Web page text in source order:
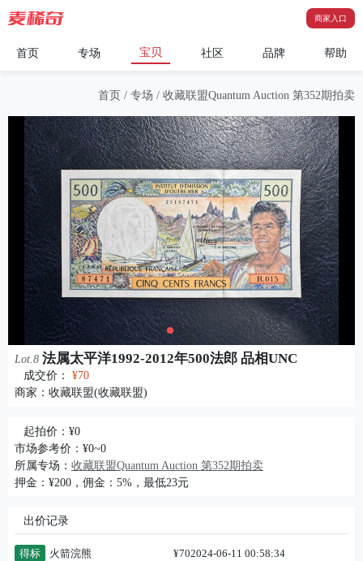
商家入口
首页 专场 宝贝 社区 品牌 帮助
首页 / 专场 / 收藏联盟Quantum Auction 第352期拍卖
Lot.8 法属太平洋1992-2012年500法郎 品相UNC
成交价： ¥70
商家： 收藏联盟(收藏联盟)
起拍价：¥0
市场参考价：¥0~0
所属专场： 收藏联盟Quantum Auction 第352期拍卖
押金：¥200，佣金：5%，最低23元
出价记录
得标 火箭浣熊 ¥702024-06-11 00:58:34